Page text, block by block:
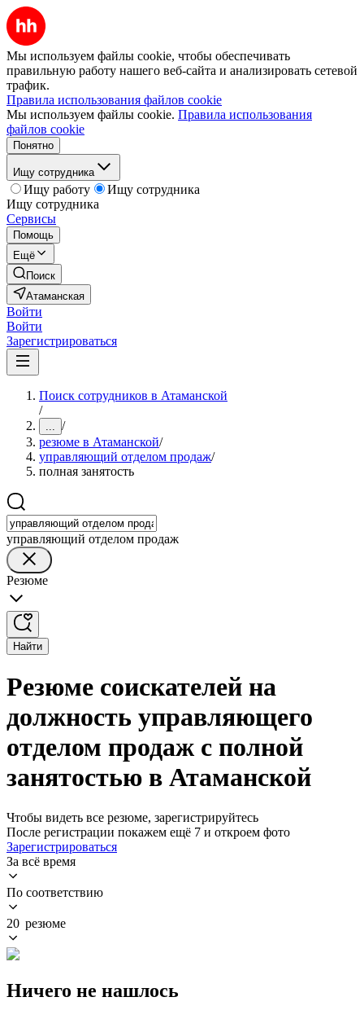
Мы используем файлы cookie, чтобы обеспечивать
правильную работу нашего веб-сайта и анализировать сетевой
трафик.
Правила использования файлов cookie
Мы используем файлы cookie. Правила использования
файлов cookie
Понятно
Ищу сотрудника
Ищу работу
Ищу сотрудника
Ищу сотрудника
Сервисы
Помощь
Ещё
Поиск
Атаманская
Войти
Войти
Зарегистрироваться
Поиск сотрудников в Атаманской
/
... /
резюме в Атаманской/
управляющий отделом продаж/
полная занятость
управляющий отделом продаж
Резюме
Найти
Резюме соискателей на
должность управляющего
отделом продаж с полной
занятостью в Атаманской
Чтобы видеть все резюме, зарегистрируйтесь
После регистрации покажем ещё 7 и откроем фото
Зарегистрироваться
За всё время
По соответствию
20 резюме
Ничего не нашлось